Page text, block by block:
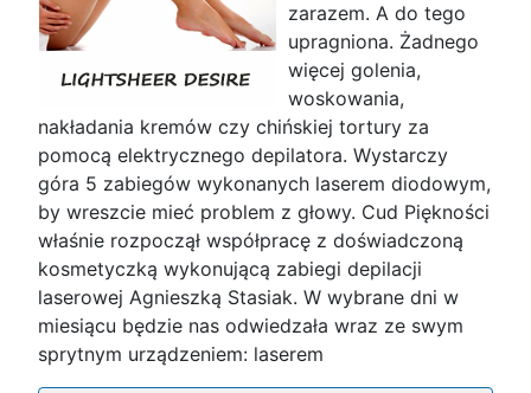
zarazem. A do tego
upragniona. Żadnego
więcej golenia,
woskowania,
nakładania kremów czy chińskiej tortury za
pomocą elektrycznego depilatora. Wystarczy
góra 5 zabiegów wykonanych laserem diodowym,
by wreszcie mieć problem z głowy. Cud Piękności
właśnie rozpoczął współpracę z doświadczoną
kosmetyczką wykonującą zabiegi depilacji
laserowej Agnieszką Stasiak. W wybrane dni w
miesiącu będzie nas odwiedzała wraz ze swym
sprytnym urządzeniem: laserem